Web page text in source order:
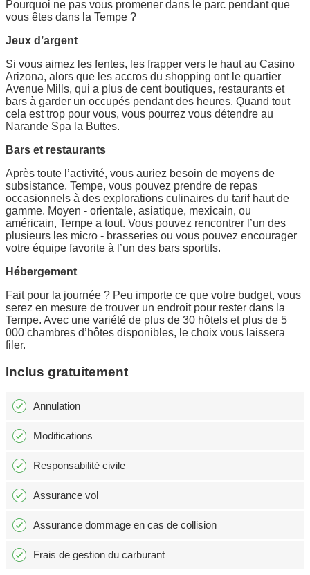
Pourquoi ne pas vous promener dans le parc pendant que
vous êtes dans la Tempe ?
Jeux d’argent
Si vous aimez les fentes, les frapper vers le haut au Casino
Arizona, alors que les accros du shopping ont le quartier
Avenue Mills, qui a plus de cent boutiques, restaurants et
bars à garder un occupés pendant des heures. Quand tout
cela est trop pour vous, vous pourrez vous détendre au
Narande Spa la Buttes.
Bars et restaurants
Après toute l’activité, vous auriez besoin de moyens de
subsistance. Tempe, vous pouvez prendre de repas
occasionnels à des explorations culinaires du tarif haut de
gamme. Moyen - orientale, asiatique, mexicain, ou
américain, Tempe a tout. Vous pouvez rencontrer l’un des
plusieurs les micro - brasseries ou vous pouvez encourager
votre équipe favorite à l’un des bars sportifs.
Hébergement
Fait pour la journée ? Peu importe ce que votre budget, vous
serez en mesure de trouver un endroit pour rester dans la
Tempe. Avec une variété de plus de 30 hôtels et plus de 5
000 chambres d’hôtes disponibles, le choix vous laissera
filer.
Inclus gratuitement
Annulation
Modifications
Responsabilité civile
Assurance vol
Assurance dommage en cas de collision
Frais de gestion du carburant